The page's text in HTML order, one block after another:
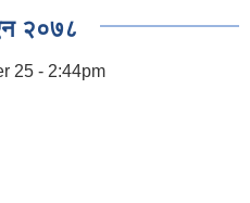
२०७८
25 - 2:44pm